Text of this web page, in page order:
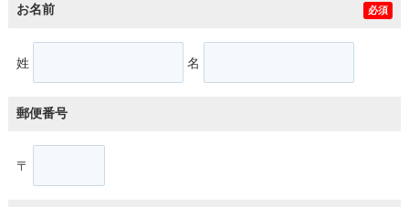
お名前 必須
姓 名
郵便番号
〒